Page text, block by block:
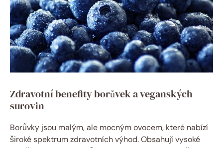
Zdravotní benefity borůvek a veganských
surovin
Borůvky jsou malým, ale mocným ovocem, které nabízí
široké spektrum zdravotních výhod. Obsahují vysoké